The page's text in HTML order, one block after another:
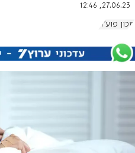
27.06.23, 12:46
מכון פוע"ה